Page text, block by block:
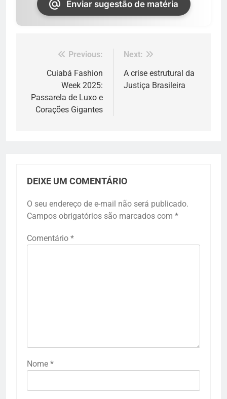
Enviar sugestão de matéria
Navegação
Post
Previous:
Cuiabá Fashion
Week 2025:
Passarela de Luxo e
Corações Gigantes
Next:
A crise estrutural da
Justiça Brasileira
DEIXE UM COMENTÁRIO
O seu endereço de e-mail não será publicado.
Campos obrigatórios são marcados com *
Comentário *
Nome *